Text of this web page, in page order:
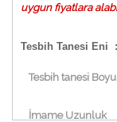
uygun fiyatlara
Tesbih Tanesi Eni
Tesbih tanesi
İmame Uzunluk